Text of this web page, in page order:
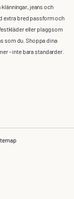
jeans och
extra bred passform och
eller plagg som
som du. Shoppa dina
– inte bara standarder.